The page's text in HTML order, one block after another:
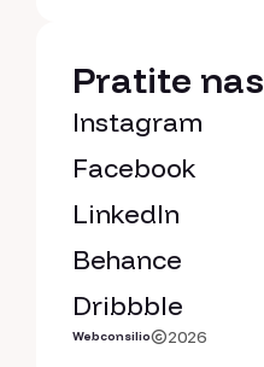
Pratite nas
Instagram
Facebook
LinkedIn
Behance
Dribbble
Webconsilio 2026